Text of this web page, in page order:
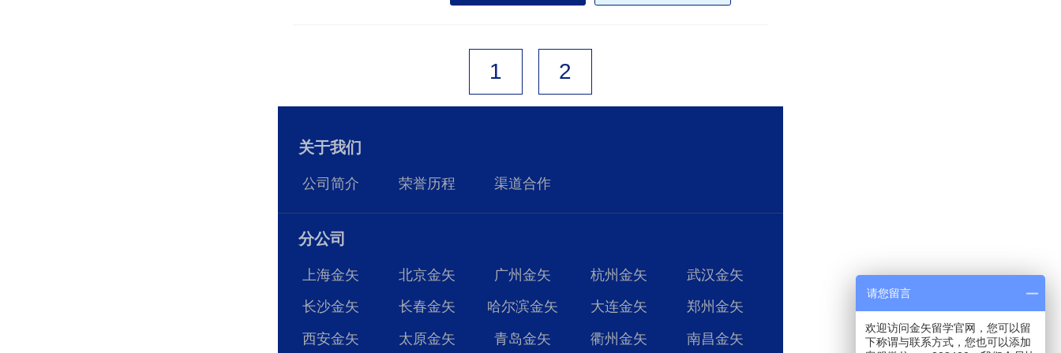
1 2
关于我们
公司简介 荣誉历程 渠道合作
分公司
上海金矢 北京金矢 广州金矢 杭州金矢 武汉金矢
长沙金矢 长春金矢 哈尔滨金矢 大连金矢 郑州金矢
西安金矢 太原金矢 青岛金矢 衢州金矢 南昌金矢
请您留言
欢迎访问金矢留学官网，您可以留
下称谓与联系方式，您也可以添加